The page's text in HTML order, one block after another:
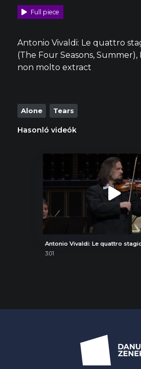
Full piece
Antonio Vivaldi: Le quattro
(The Four Seasons, Summer),
non molto extract
Alone Tears
Hasonló videók
3:01